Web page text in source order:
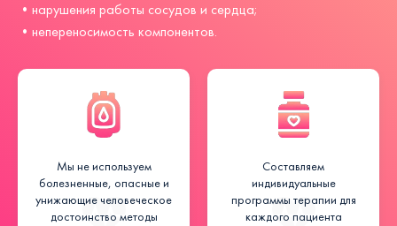
•нарушения работы сосудов и сердца;
•непереносимость компонентов.
Мы не используем
болезненные, опасные и
унижающие человеческое
достоинство методы
Составляем
индивидуальные
программы терапии для
каждого пациента